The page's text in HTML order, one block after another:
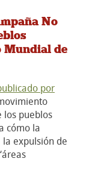
No
Mundial de
por
los pueblos
cómo la
expulsión de